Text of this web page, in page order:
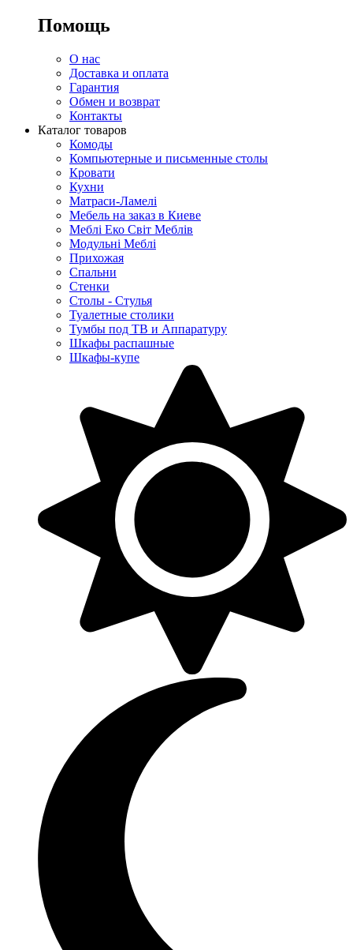
Помощь
О нас
Доставка и оплата
Гарантия
Обмен и возврат
Контакты
Каталог товаров
Комоды
Компьютерные и письменные столы
Кровати
Кухни
Матраси-Ламелі
Мебель на заказ в Киеве
Меблі Еко Світ Меблів
Модульні Меблі
Прихожая
Спальни
Стенки
Столы - Стулья
Туалетные столики
Тумбы под ТВ и Аппаратуру
Шкафы распашные
Шкафы-купе